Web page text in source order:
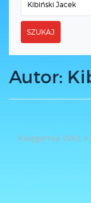
SZUKAJ
Autor:
Księgarnia WKŁ